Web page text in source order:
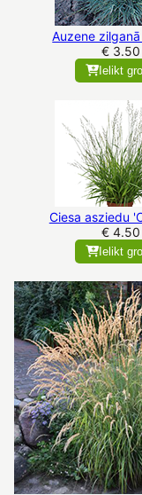
Auzene
€ 3.50
Ielikt
Ciesa asziedu
€ 4.50
Ielikt